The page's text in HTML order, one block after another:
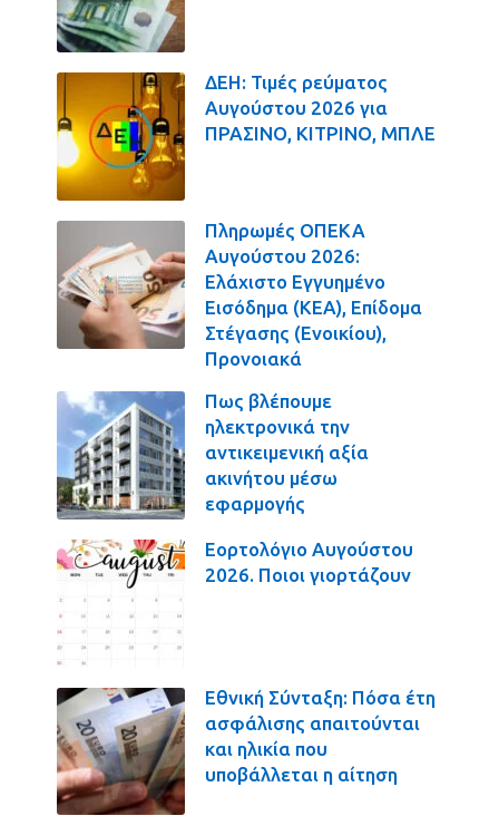
ΔΕΗ: Τιμές ρεύματος
Αυγούστου 2026 για
ΠΡΑΣΙΝΟ, ΚΙΤΡΙΝΟ, ΜΠΛΕ
Πληρωμές ΟΠΕΚΑ
Αυγούστου 2026:
Ελάχιστο Εγγυημένο
Εισόδημα (ΚΕΑ), Επίδομα
Στέγασης (Ενοικίου),
Προνοιακά
Πως βλέπουμε
ηλεκτρονικά την
αντικειμενική αξία
ακινήτου μέσω
εφαρμογής
Εορτολόγιο Αυγούστου
2026. Ποιοι γιορτάζουν
Εθνική Σύνταξη: Πόσα έτη
ασφάλισης απαιτούνται
και ηλικία που
υποβάλλεται η αίτηση